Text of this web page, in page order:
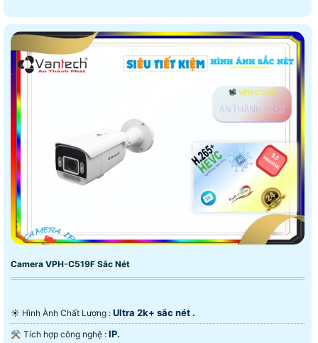
Camera VPH-C519F Sắc Nét
☀️ Hình Ành Chất Lượng : Ultra 2k+ sắc nét .
⚒ Tích hợp công nghệ : IP.